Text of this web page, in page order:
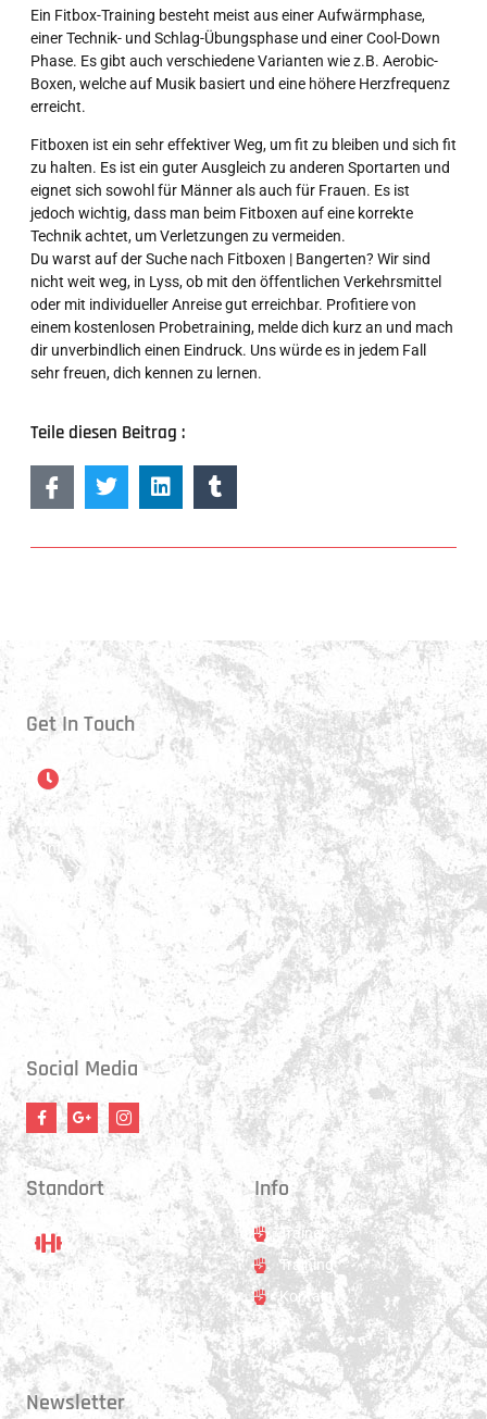
Ein Fitbox-Training besteht meist aus einer Aufwärmphase,
einer Technik- und Schlag-Übungsphase und einer Cool-Down
Phase. Es gibt auch verschiedene Varianten wie z.B. Aerobic-
Boxen, welche auf Musik basiert und eine höhere Herzfrequenz
erreicht.
Fitboxen ist ein sehr effektiver Weg, um fit zu bleiben und sich fit
zu halten. Es ist ein guter Ausgleich zu anderen Sportarten und
eignet sich sowohl für Männer als auch für Frauen. Es ist
jedoch wichtig, dass man beim Fitboxen auf eine korrekte
Technik achtet, um Verletzungen zu vermeiden.
Du warst auf der Suche nach Fitboxen | Bangerten? Wir sind
nicht weit weg, in Lyss, ob mit den öffentlichen Verkehrsmittel
oder mit individueller Anreise gut erreichbar. Profitiere von
einem kostenlosen Probetraining, melde dich kurz an und mach
dir unverbindlich einen Eindruck. Uns würde es in jedem Fall
sehr freuen, dich kennen zu lernen.
Teile diesen Beitrag :
Get In Touch
Öffnungszeiten
Montag:
17:15 - 21:00 Uhr
Mittwoch:
17:30 - 21:00 Uhr
Donnerstag:
17:15 - 18:45 Uhr
17:30 - 21:00 Uhr
Social Media
Standort
Standort
Hauptstrasse 31
3250 Lyss
Info
Trainer
Training
Kontakt
Newsletter